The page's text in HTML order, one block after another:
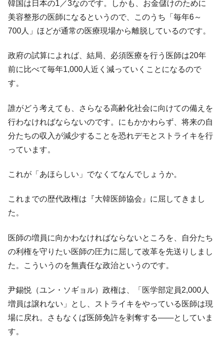
『Money1』
韓国政府『BYD』車への補助金を全廃 ⇒ 実
は韓国で『BYD』車は売れている。6カ月で対前年同期比
1.9倍！
く空港に詰めかけ「出て行け！」「極右勢力」のプラカー
ドを掲げる「在韓反米勢力」
『Money1』
『Money1』
JPモルガン「韓国レバレッジETFの清算は
ほぼ終わった」
『Money1』
韓国『国民年金公団』株価暴落で200兆蒸
発。
ャンペーン」⇒ あの名物教授も登場！
ぎ」では。
『Money1』
日本の誇る海洋資源調査船『白嶺』は先進技術の
塊！
Fact1
夏の甲子園、優勝校を最も多く輩出している都道
Fact1 今話題の「楽天ライオンズ」とは？
Fact1 奇跡の毛色「白毛馬」とは？
Fact1
韓国は日本の1／3なのです。しかも、お金儲けのために
美容整形の医師になるというので、このうち「毎年6～
700人」ほどが通常の医療現場から離脱しているのです。
政府の試算によれば、結局、必須医療を行う医師は20年
前に比べて毎年1,000人近く減っていくことになるので
す。
誰がどう考えても、さらなる高齢化社会に向けての備えを
行わなければならないのです。にもかかわらず、将来の自
分たちの収入が減少することを恐れデモとストライキを行
っています。
これが「あほらしい」でなくてなんでしょうか。
これまでの歴代政権は『大韓医師協会』に屈してきまし
た。
医師の増員に向かわなければならないところを、自分たち
の利権を守りたい医師の圧力に屈して改革を先送りしまし
た。こういうのを無責任な政治というのです。
尹錫悦（ユン・ソギョル）政権は、「医学部定員2,000人
増員は譲れない」とし、ストライキをやっている医師は現
場に戻れ。さもなくば医師免許を剥奪する――としていま
す。